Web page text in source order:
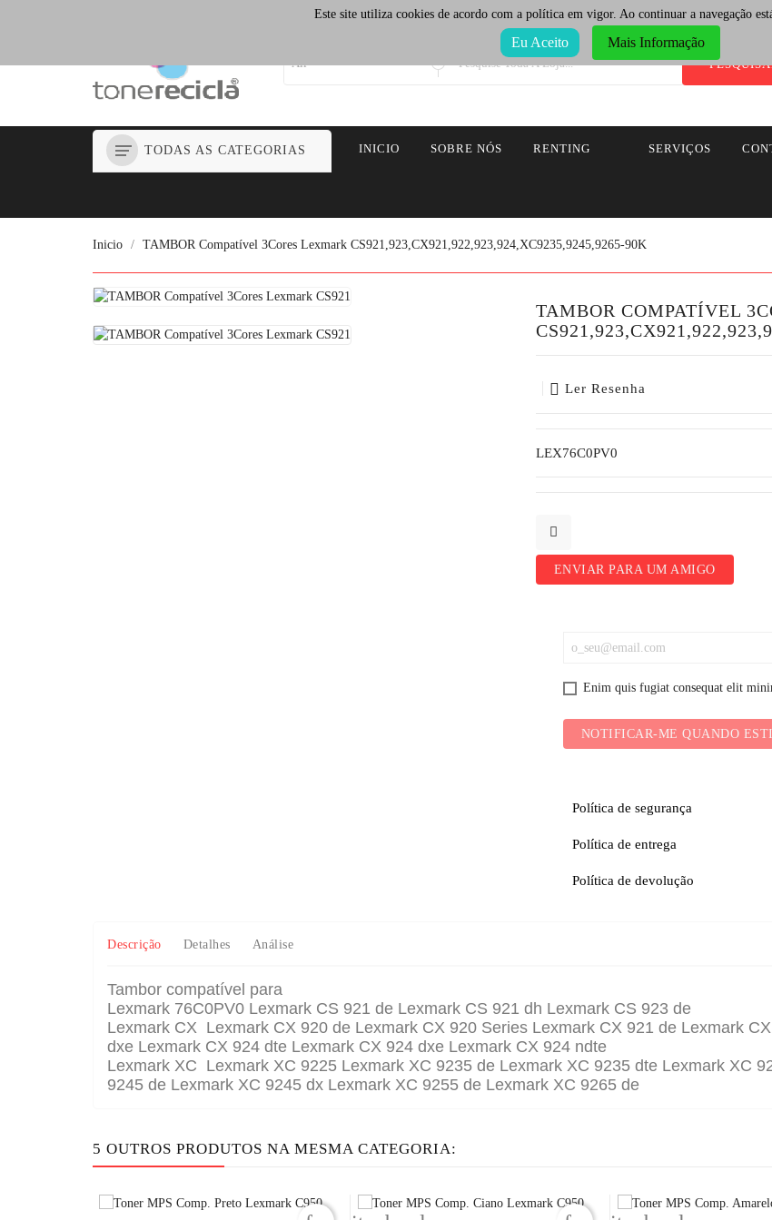
Este site utiliza cookies de acordo com a política em vigor. Ao continuar a navegação
Eu Aceito Mais Informação
TODAS AS CATEGORIAS INICIO SOBRE NÓS RENTING SERVIÇOS
Inicio TAMBOR Compatível 3Cores Lexmark CS921,923,CX921,922,923,924,XC9235,9245,9265-90K
TAMBOR COMPATÍVEL
Ler Resenha
LEX76C0PV0
ENVIAR PARA UM AMIGO
Enim quis fugiat consequat elit
NOTIFICAR-ME QUANDO
Política de segurança
Política de entrega
Política de devolução
Descrição Detalhes Análise
Tambor compatível para
Lexmark 76C0PV0 Lexmark CS 921 de Lexmark CS 921 dh Lexmark CS 923 de
Lexmark CX Lexmark CX 920 de Lexmark CX 920 Series Lexmark CX 921 de Lexmark
dxe Lexmark CX 924 dte Lexmark CX 924 dxe Lexmark CX 924 ndte
Lexmark XC Lexmark XC 9225 Lexmark XC 9235 de Lexmark XC 9235 dte Lexmark XC
9245 de Lexmark XC 9245 dx Lexmark XC 9255 de Lexmark XC 9265 de
5 OUTROS PRODUTOS NA MESMA CATEGORIA: